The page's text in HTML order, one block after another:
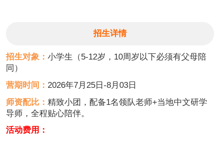
招生详情
招生对象： 小学生（5-12岁，10周岁以下必须有父母陪
同）
营期时间： 2026年7月25日-8月03日
师资配比： 精致小团，配备1名领队老师+当地中文研学
导师，全程贴心陪伴。
活动费用：